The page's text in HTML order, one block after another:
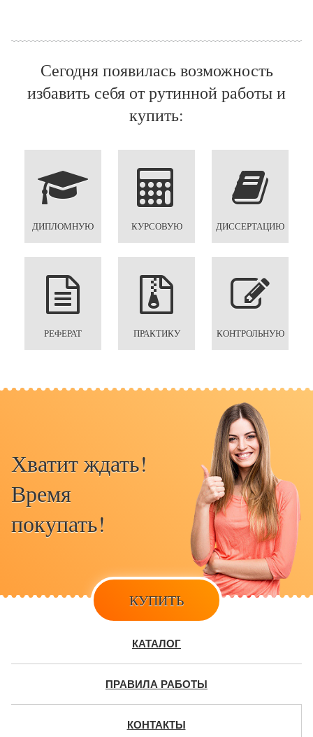
Сегодня появилась возможность
избавить себя от рутинной работы и
купить:
ДИПЛОМНУЮ КУРСОВУЮ ДИССЕРТАЦИЮ
РЕФЕРАТ ПРАКТИКУ КОНТРОЛЬНУЮ
Хватит ждать!
Время
покупать!
КУПИТЬ
КАТАЛОГ
ПРАВИЛА РАБОТЫ
КОНТАКТЫ